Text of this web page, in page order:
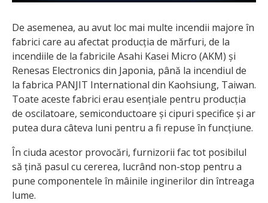
De asemenea, au avut loc mai multe incendii majore în
fabrici care au afectat producția de mărfuri, de la
incendiile de la fabricile Asahi Kasei Micro (AKM) și
Renesas Electronics din Japonia, până la incendiul de
la fabrica PANJIT International din Kaohsiung, Taiwan.
Toate aceste fabrici erau esențiale pentru producția
de oscilatoare, semiconductoare și cipuri specifice și ar
putea dura câteva luni pentru a fi repuse în funcțiune.
În ciuda acestor provocări, furnizorii fac tot posibilul
să țină pasul cu cererea, lucrând non-stop pentru a
pune componentele în mâinile inginerilor din întreaga
lume.